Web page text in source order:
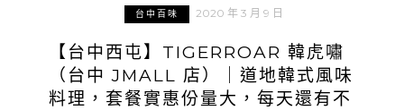
台中百味 2020 年 3 月 9 日
【台中西屯】TIGERROAR 韓虎嘯
（台中 JMALL 店）｜道地韓式風味
料理，套餐實惠份量大，每天還有不